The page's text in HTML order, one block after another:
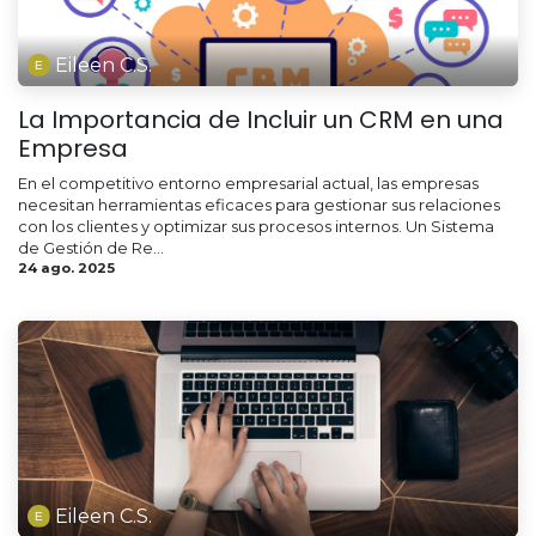
Eileen C.S.
La Importancia de Incluir un CRM en una
Empresa
En el competitivo entorno empresarial actual, las empresas
necesitan herramientas eficaces para gestionar sus relaciones
con los clientes y optimizar sus procesos internos. Un Sistema
de Gestión de Re...
24 ago. 2025
Eileen C.S.